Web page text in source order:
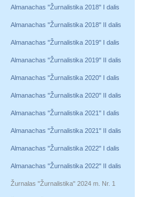
Almanachas "Žurnalistika 2018" I dalis
Almanachas "Žurnalistika 2018" II dalis
Almanachas "Žurnalistika 2019" I dalis
Almanachas "Žurnalistika 2019" II dalis
Almanachas "Žurnalistika 2020" I dalis
Almanachas "Žurnalistika 2020" II dalis
Almanachas "Žurnalistika 2021" I dalis
Almanachas "Žurnalistika 2021" II dalis
Almanachas "Žurnalistika 2022" I dalis
Almanachas "Žurnalistika 2022" II dalis
Žurnalas "Žurnalistika" 2024 m. Nr. 1